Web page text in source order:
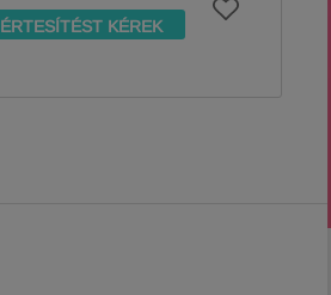
ÉRTESÍTÉST KÉREK